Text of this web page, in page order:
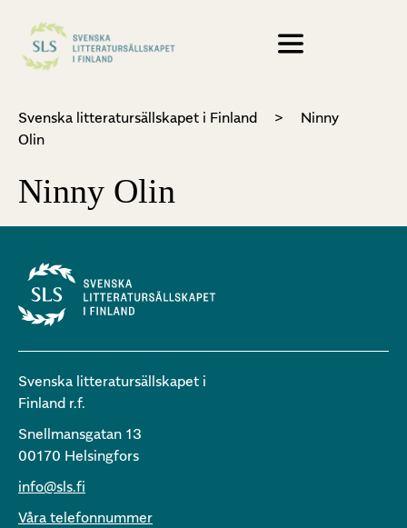
Svenska litteratursällskapet i Finland >
Ninny
Olin
Ninny Olin
Svenska litteratursällskapet i
Finland r.f.
Snellmansgatan 13
00170 Helsingfors
info@sls.fi
Våra telefonnummer